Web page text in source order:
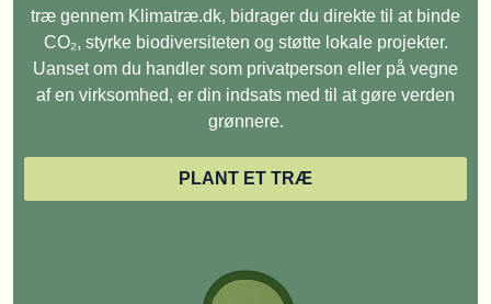
træ gennem Klimatræ.dk, bidrager du direkte til at binde
CO₂, styrke biodiversiteten og støtte lokale projekter.
Uanset om du handler som privatperson eller på vegne
af en virksomhed, er din indsats med til at gøre verden
grønnere.
PLANT ET TRÆ